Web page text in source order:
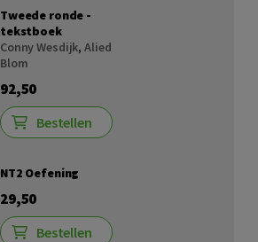
Tweede ronde -
tekstboek
Conny Wesdijk,Alied
Blom
92,50
Bestellen
NT2 Oefening
29,50
Bestellen